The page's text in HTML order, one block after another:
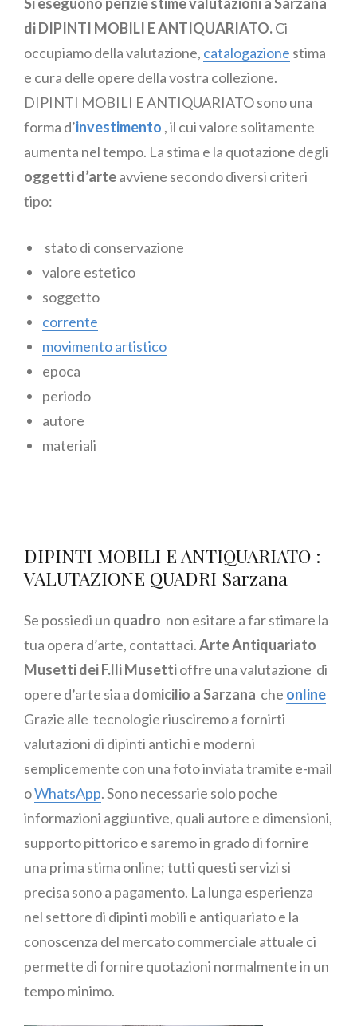
Si eseguono perizie stime valutazioni a Sarzana
di DIPINTI MOBILI E ANTIQUARIATO.Ci
occupiamo della valutazione, catalogazione stima
e cura delle opere della vostra collezione.
DIPINTI MOBILI E ANTIQUARIATO sono una
forma d’investimento , il cui valore solitamente
aumenta nel tempo. La stima e la quotazione degli
oggetti d’arteavviene secondo diversi criteri
tipo:
stato di conservazione
valore estetico
soggetto
corrente
movimento artistico
epoca
periodo
autore
materiali
DIPINTI MOBILI E ANTIQUARIATO :
VALUTAZIONE QUADRI Sarzana
Se possiedi un quadro non esitare a far stimare la
tua opera d’arte, contattaci.Arte Antiquariato
Musetti dei F.lli Musettioffre una valutazione di
opere d’arte sia a domicilio a Sarzana che online
Grazie alle tecnologie riusciremo a fornirti
valutazioni di dipinti antichi e moderni
semplicemente con una foto inviata tramite e-mail
oWhatsApp. Sono necessarie solo poche
informazioni aggiuntive, quali autore e dimensioni,
supporto pittorico e saremo in grado di fornire
una prima stima online; tutti questi servizi si
precisa sono a pagamento. La lunga esperienza
nel settore di dipinti mobili e antiquariato e la
conoscenza del mercato commerciale attuale ci
permette di fornire quotazioni normalmente in un
tempo minimo.